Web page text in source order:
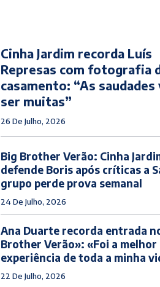
Cinha Jardim recorda Luís
Represas com fotografia
casamento: “As saudades
ser muitas”
26 De Julho, 2026
Big Brother Verão: Cinha
defende Boris após críticas a
grupo perde prova semanal
24 De Julho, 2026
Ana Duarte recorda entrada
Brother Verão»: «Foi a melhor
experiência de toda a minha
22 De Julho, 2026